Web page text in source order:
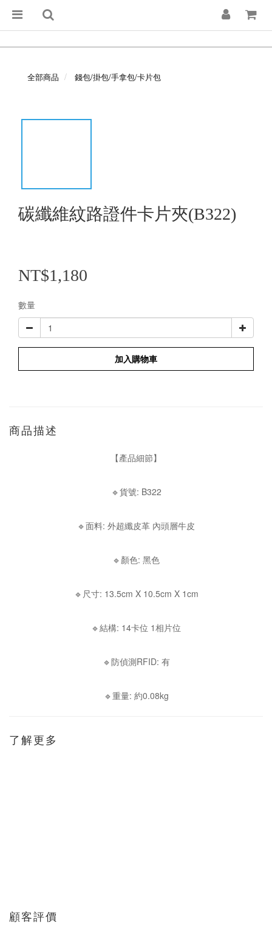
全部商品 錢包/掛包/手拿包/卡片包
碳纖維紋路證件卡片夾(B322)
NT$1,180
數量
加入購物車
商品描述
【產品細節】
🔹貨號: B322
🔹面料: 外超纖皮革 內頭層牛皮
🔹顏色: 黑色
🔹尺寸: 13.5cm X 10.5cm X 1cm
🔹結構: 14卡位 1相片位
🔹防偵測RFID: 有
🔹重量: 約0.08kg
了解更多
顧客評價